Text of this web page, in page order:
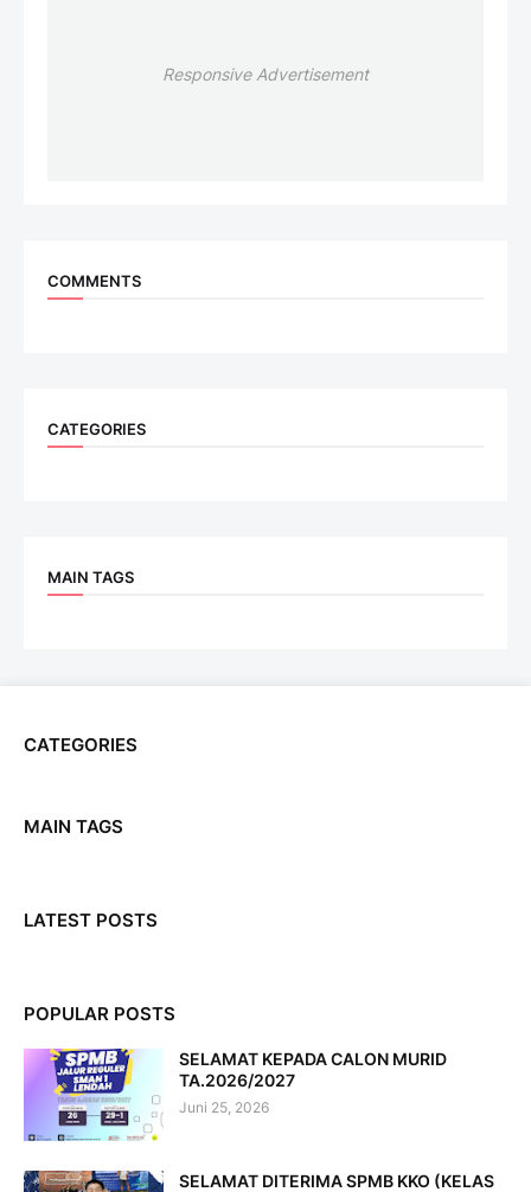
Responsive Advertisement
COMMENTS
CATEGORIES
MAIN TAGS
CATEGORIES
MAIN TAGS
LATEST POSTS
POPULAR POSTS
SELAMAT KEPADA CALON MURID
TA.2026/2027
Juni 25, 2026
SELAMAT DITERIMA SPMB KKO (KELAS